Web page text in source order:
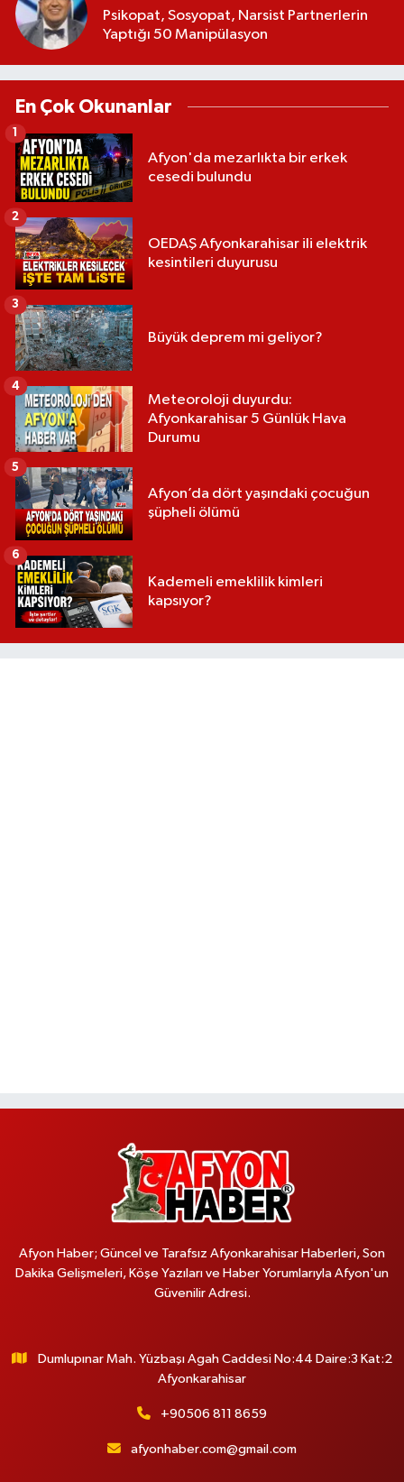
Psikopat, Sosyopat, Narsist Partnerlerin
Yaptığı 50 Manipülasyon
En Çok Okunanlar
Afyon'da mezarlıkta bir erkek
cesedi bulundu
1
OEDAŞ Afyonkarahisar ili elektrik
kesintileri duyurusu
2
Büyük deprem mi geliyor?
3
Meteoroloji duyurdu:
Afyonkarahisar 5 Günlük Hava
Durumu
4
Afyon’da dört yaşındaki çocuğun
şüpheli ölümü
5
Kademeli emeklilik kimleri
kapsıyor?
6
Afyon Haber; Güncel ve Tarafsız Afyonkarahisar Haberleri, Son
Dakika Gelişmeleri, Köşe Yazıları ve Haber Yorumlarıyla Afyon'un
Güvenilir Adresi.
Dumlupınar Mah. Yüzbaşı Agah Caddesi No:44 Daire:3 Kat:2
Afyonkarahisar
+90506 811 8659
afyonhaber.com@gmail.com